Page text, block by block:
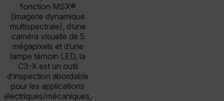
fonction MSX®
(imagerie dynamique
multispectrale), d’une
caméra visuelle de 5
mégapixels et d’une
lampe témoin LED, la
C3-X est un outil
d’inspection abordable
pour les applications
électriques/mécaniques,